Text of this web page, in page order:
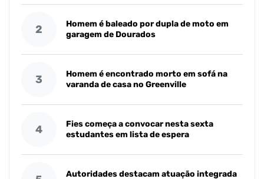
2
Homem é baleado por dupla de moto em
garagem de Dourados
3
Homem é encontrado morto em sofá na
varanda de casa no Greenville
4
Fies começa a convocar nesta sexta
estudantes em lista de espera
Autoridades destacam atuação integrada